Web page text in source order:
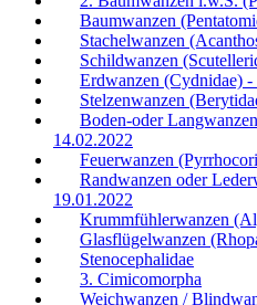
Baumwanzen
Stachelwanzen
Schildwanzen
Erdwanzen (Cydnidae)
Stelzenwanzen
Boden-oder
14.02.2022
Feuerwanzen
Randwanzen oder
19.01.2022
Krummfühlerwanzen
Glasflügelwanzen
Stenocephalidae
3. Cimicomorpha
Weichwanzen /